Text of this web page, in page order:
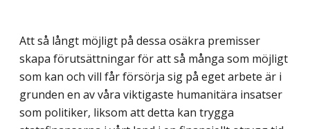
Att så långt möjligt på dessa osäkra premisser
skapa förutsättningar för att så många som möjligt
som kan och vill får försörja sig på eget arbete är i
grunden en av våra viktigaste humanitära insatser
som politiker, liksom att detta kan trygga